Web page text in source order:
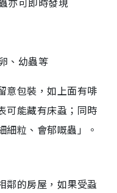
、幼蟲等
意包裝，如上面有啡
可能藏有床蝨；同時
細粒、會郁嘅蟲」。
鄰的房屋，如果受蝨